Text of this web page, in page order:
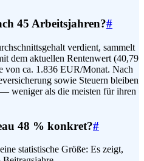
45 Arbeitsjahren?#
verdient, sammelt
dem aktuellen Rentenwert (40,79
von ca. 1.836 EUR/Monat. Nach
sowie Steuern bleiben
weniger als die meisten für ihren
48 % konkret?#
statistische Größe: Es zeigt,